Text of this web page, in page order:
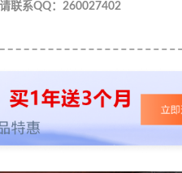
联系QQ：260027402